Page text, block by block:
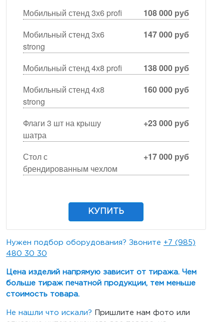
Мобильный стенд 3х6 profi
108 000 руб
Мобильный стенд 3х6
strong
147 000 руб
Мобильный стенд 4х8 profi
138 000 руб
Мобильный стенд 4х8
strong
160 000 руб
Флаги 3 шт на крышу
шатра
+23 000 руб
Стол с
брендированным чехлом
+17 000 руб
КУПИТЬ
Нужен подбор оборудования? Звоните +7 (985)
480 30 30
Цена изделий напрямую зависит от тиража. Чем
больше тираж печатной продукции, тем меньше
стоимость товара.
Не нашли что искали? Пришлите нам фото или